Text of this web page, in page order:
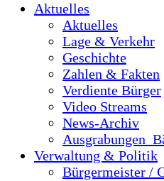
Aktuelles
Aktuelles
Lage & Verkehr
Geschichte
Zahlen & Fakten
Verdiente Bürger
Video Streams
News-Archiv
Verwaltung & Politik
Bürgermeister /